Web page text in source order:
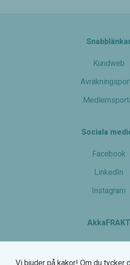
Kundweb
Sociala
Facebook
LinkedIn
Instagram
AkkaFRAKT
Växel: 0770-
Vi bjuder på kakor! Om du tycker